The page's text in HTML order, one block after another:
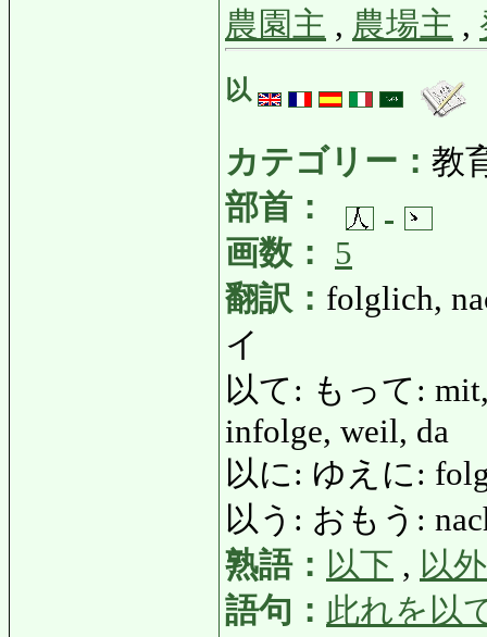
農園主 , 農場主 ,
以
カテゴリー： 教
部首：
画数：
5
翻訳： folglich,
イ
以て: もって:
infolge, weil, da
以に: ゆえに:
以う: おもう:
熟語： 以下 , 以外
語句： 此れを以